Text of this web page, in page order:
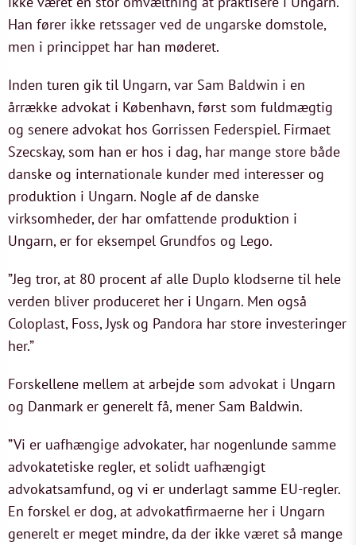
Han fører ikke retssager ved de ungarske domstole,
men i princippet har han møderet.
Inden turen gik til Ungarn, var Sam Baldwin i en
årrække advokat i København, først som fuldmægtig
og senere advokat hos Gorrissen Federspiel. Firmaet
Szecskay, som han er hos i dag, har mange store både
danske og internationale kunder med interesser og
produktion i Ungarn. Nogle af de danske
virksomheder, der har omfattende produktion i
Ungarn, er for eksempel Grundfos og Lego.
”Jeg tror, at 80 procent af alle Duplo klodserne til hele
verden bliver produceret her i Ungarn. Men også
Coloplast, Foss, Jysk og Pandora har store investeringer
her.”
Forskellene mellem at arbejde som advokat i Ungarn
og Danmark er generelt få, mener Sam Baldwin.
”Vi er uafhængige advokater, har nogenlunde samme
advokatetiske regler, et solidt uafhængigt
advokatsamfund, og vi er underlagt samme EU-regler.
En forskel er dog, at advokatfirmaerne her i Ungarn
generelt er meget mindre, da der ikke været så mange